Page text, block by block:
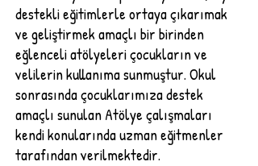
destekli eğitimlerle ortaya çıkarımak
ve geliştirmek amaçlı bir birinden
eğlenceli atölyeleri çocukların ve
velilerin kullanıma sunmuştur. Okul
sonrasında çocuklarımıza destek
amaçlı sunulan Atölye çalışmaları
kendi konularında uzman eğitmenler
tarafından verilmektedir.